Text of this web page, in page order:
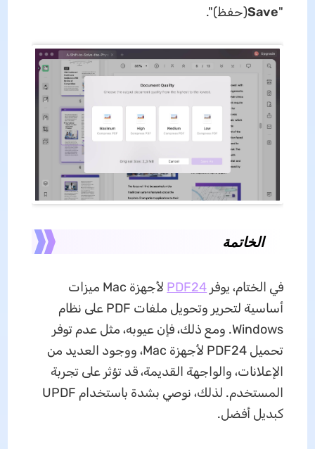
"
Save(حفظ)".
الخاتمة
في الختام، يوفر PDF24
لأجهزة Mac ميزات
أساسية لتحرير وتحويل ملفات PDF على نظام
Windows. ومع ذلك، فإن عيوبه، مثل عدم توفر
تحميل PDF24 لأجهزة Mac، ووجود العديد من
الإعلانات، والواجهة القديمة، قد تؤثر على تجربة
المستخدم. لذلك، نوصي بشدة باستخدام UPDF
كبديل أفضل.